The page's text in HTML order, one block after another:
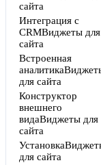
сайта
Интеграция с
CRMВиджеты для
сайта
Встроенная
аналитика
для сайта
Конструктор
внешнего
видаВиджеты для
сайта
Установка
для сайта